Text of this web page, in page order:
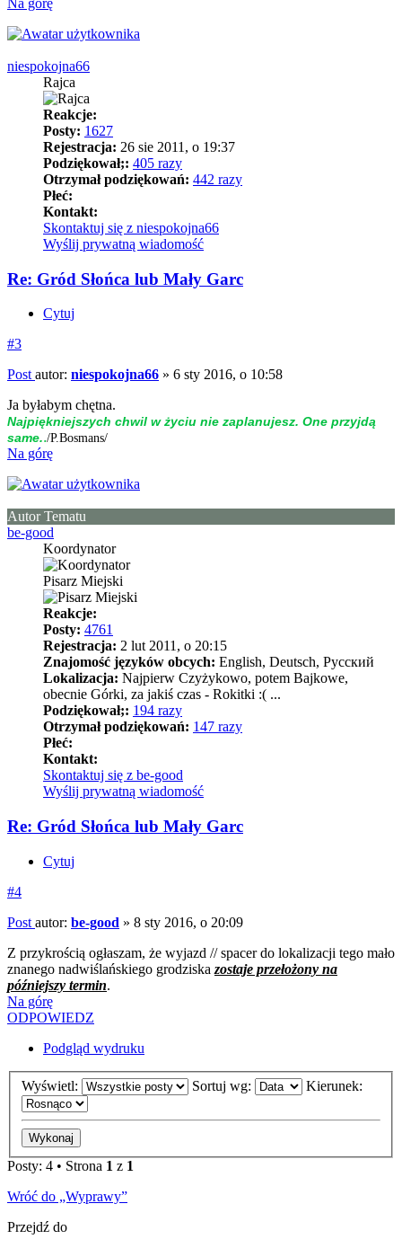
Na górę
niespokojna66
Rajca
Reakcje:
Posty: 1627
Rejestracja: 26 sie 2011, o 19:37
Podziękował;: 405 razy
Otrzymał podziękowań: 442 razy
Płeć:
Kontakt:
Skontaktuj się z niespokojna66
Wyślij prywatną wiadomość
Re: Gród Słońca lub Mały Garc
Cytuj
#3
Post autor: niespokojna66 » 6 sty 2016, o 10:58
Ja byłabym chętna.
Naj­piękniej­szych chwil w życiu nie zap­la­nujesz. One przyjdą
same../P.Bosmans/
Na górę
Autor Tematu
be-good
Koordynator
Pisarz Miejski
Reakcje:
Posty: 4761
Rejestracja: 2 lut 2011, o 20:15
Znajomość języków obcych: English, Deutsch, Pусский
Lokalizacja: Najpierw Czyżykowo, potem Bajkowe,
obecnie Górki, za jakiś czas - Rokitki :( ...
Podziękował;: 194 razy
Otrzymał podziękowań: 147 razy
Płeć:
Kontakt:
Skontaktuj się z be-good
Wyślij prywatną wiadomość
Re: Gród Słońca lub Mały Garc
Cytuj
#4
Post autor: be-good » 8 sty 2016, o 20:09
Z przykrością ogłaszam, że wyjazd // spacer do lokalizacji tego mało
znanego nadwiślańskiego grodziska zostaje przełożony na
późniejszy termin.
Na górę
ODPOWIEDZ
Podgląd wydruku
Wyświetl: Sortuj wg: Kierunek:
Posty: 4 • Strona 1 z 1
Wróć do „Wyprawy”
Przejdź do